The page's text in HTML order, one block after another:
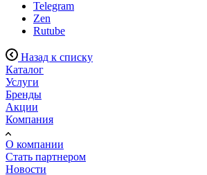
Telegram
Zen
Rutube
Назад к списку
Каталог
Услуги
Бренды
Акции
Компания
О компании
Стать партнером
Новости